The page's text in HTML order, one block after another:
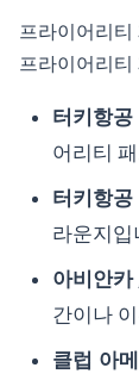
프라이어리티
프라이어리티
터키항공
어리티
터키항공
라운지입
아비안
간이나
클럽 아